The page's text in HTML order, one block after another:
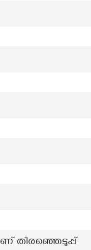
തിരഞ്ഞെടുപ്പ്